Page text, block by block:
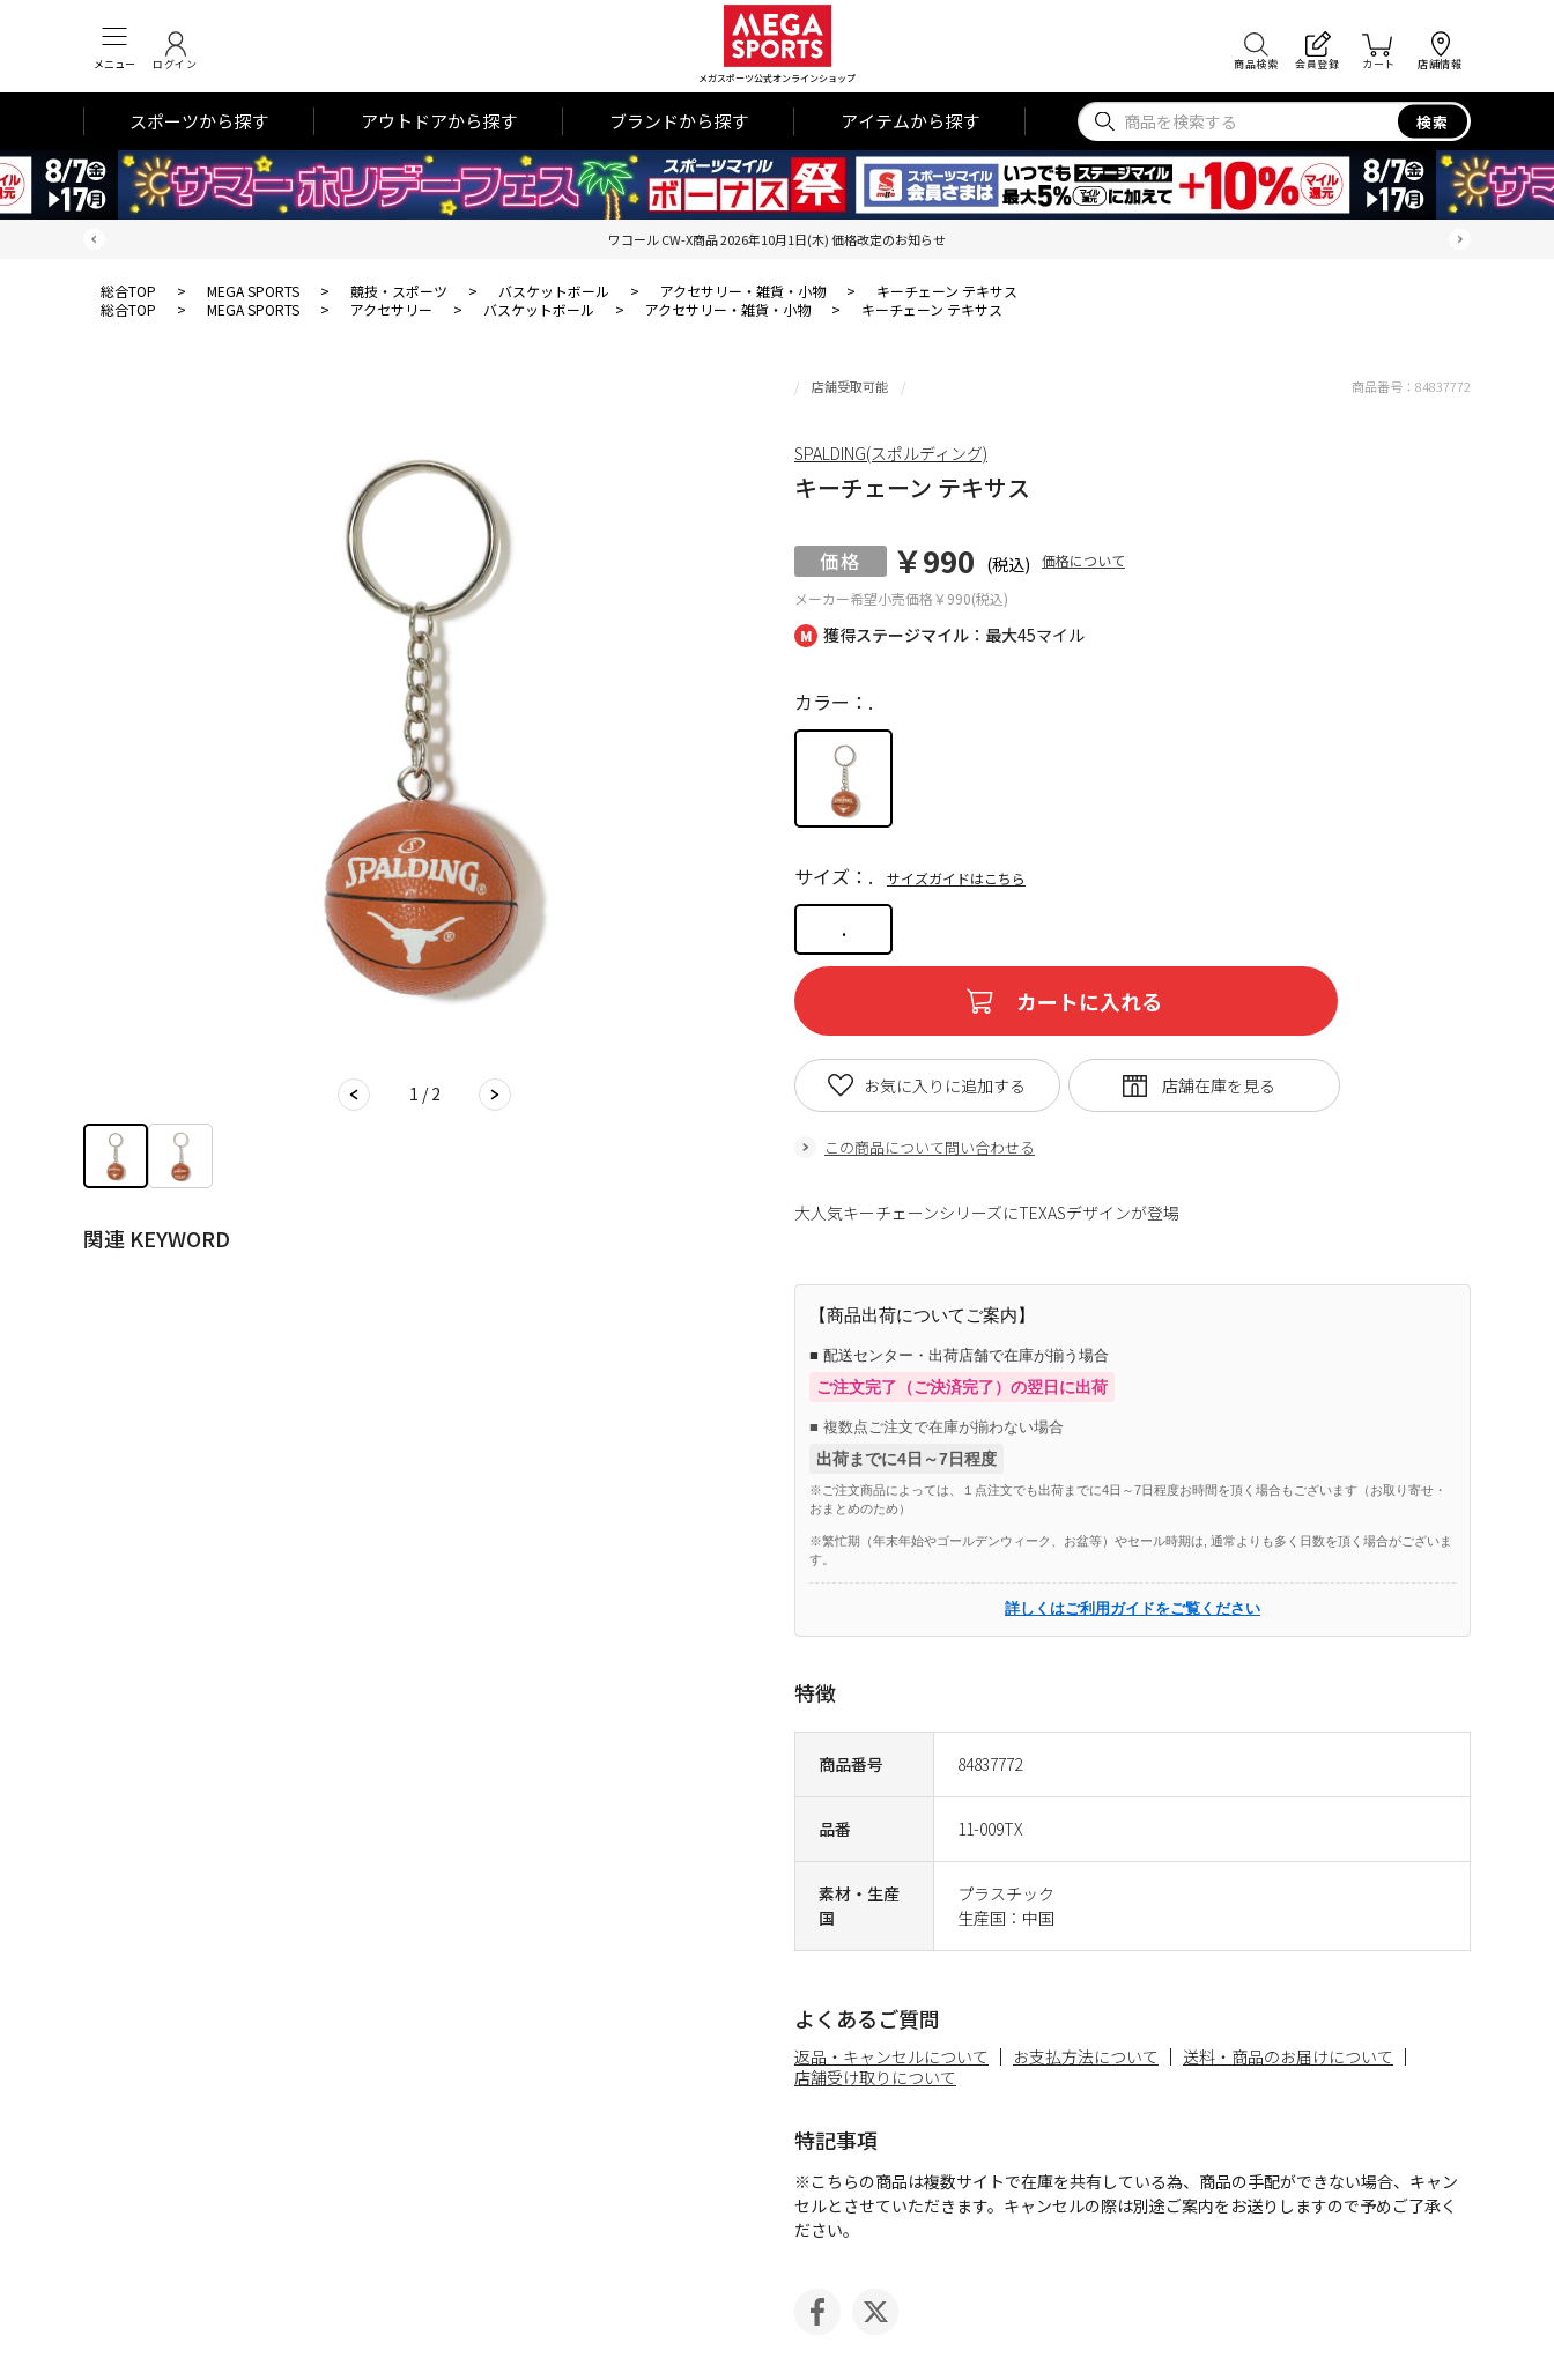
メニュー ログイン
メガスポーツ公式オンラインショップ
商品検索 会員登録 カート 店舗情報
スポーツから探す アウトドアから探す ブランドから探す アイテムから探す 検索
ワコール CW-X商品 2026年10月1日(木) 価格改定のお知らせ
総合TOP > MEGA SPORTS > 競技・スポーツ > バスケットボール > アクセサリー・雑貨・小物 >
キーチェーン テキサス
総合TOP
> MEGA SPORTS > アクセサリー > バスケットボール > アクセサリー・雑貨・小物 > キーチェーン テキサス
1 / 2
関連 KEYWORD
獲得ステージマイル：最大45マイル
店舗受取可能
キーチェーン テキサス
メーカー希望小売価格￥990(税込)
￥990 (税込) 価格について
商品番号 84837772
品番 11-009TX
素材・生産
国
プラスチック
生産国：中国
カラー：.
.
サイズ：. サイズガイドはこちら
カートに入れる
この商品について問い合わせる
お気に入りに追加する
商品番号： 84837772
SPALDING(スポルディング)
大人気キーチェーンシリーズにTEXASデザインが登場
【商品出荷についてご案内】
■ 配送センター・出荷店舗で在庫が揃う場合
ご注文完了（ご決済完了）の翌日に出荷
■ 複数点ご注文で在庫が揃わない場合
出荷までに4日～7日程度
※ご注文商品によっては、１点注文でも出荷までに4日～7日程度お時間を頂く場合もございます（お取り寄せ・
おまとめのため）
※繁忙期（年末年始やゴールデンウィーク、お盆等）やセール時期は, 通常よりも多く日数を頂く場合がございま
す。
詳しくはご利用ガイドをご覧ください
特徴
よくあるご質問
返品・キャンセルについて お支払方法について
送料・商品のお届けについて
店舗受け取りについて
特記事項
※こちらの商品は複数サイトで在庫を共有している為、商品の手配ができない場合、キャン
セルとさせていただきます。キャンセルの際は別途ご案内をお送りしますので予めご了承く
ださい。